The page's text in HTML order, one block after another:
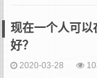
难...
现在一个人可以
好？
2020-03-28